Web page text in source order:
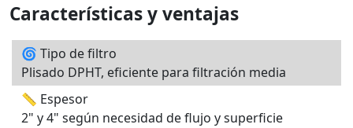
Características y ventajas
🌀 Tipo de filtro
Plisado DPHT, eficiente para filtración media
📏 Espesor
2" y 4" según necesidad de flujo y superficie